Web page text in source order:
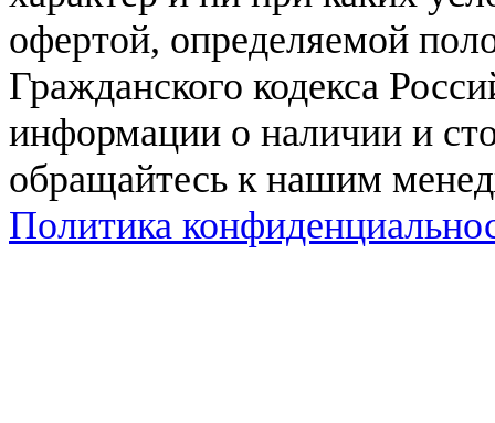
офертой, определяемой
Гражданского кодекса
информации о наличии и
обращайтесь к нашим
Политика